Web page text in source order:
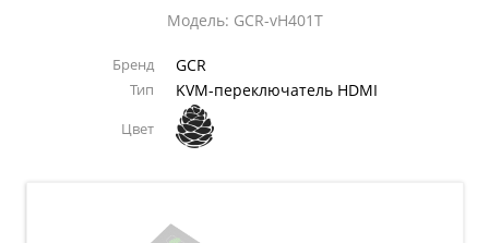
Модель: GCR-vH401T
Бренд GCR
Тип KVM-переключатель HDMI
Цвет